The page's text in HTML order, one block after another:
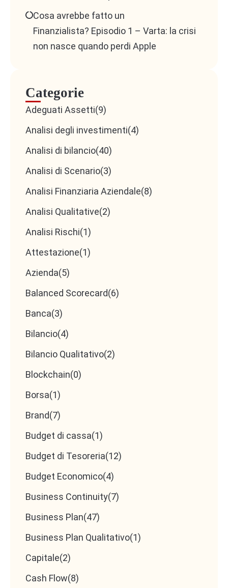
Cosa avrebbe fatto un
Finanzialista? Episodio 1 – Varta: la crisi
non nasce quando perdi Apple
Categorie
Adeguati Assetti(9)
Analisi degli investimenti(4)
Analisi di bilancio(40)
Analisi di Scenario(3)
Analisi Finanziaria Aziendale(8)
Analisi Qualitative(2)
Analisi Rischi(1)
Attestazione(1)
Azienda(5)
Balanced Scorecard(6)
Banca(3)
Bilancio(4)
Bilancio Qualitativo(2)
Blockchain(0)
Borsa(1)
Brand(7)
Budget di cassa(1)
Budget di Tesoreria(12)
Budget Economico(4)
Business Continuity(7)
Business Plan(47)
Business Plan Qualitativo(1)
Capitale(2)
Cash Flow(8)